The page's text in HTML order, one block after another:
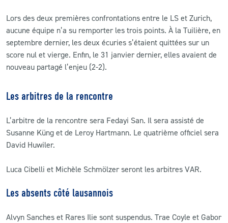
Lors des deux premières confrontations entre le LS et Zurich,
aucune équipe n’a su remporter les trois points. À la Tuilière, en
septembre dernier, les deux écuries s’étaient quittées sur un
score nul et vierge. Enfin, le 31 janvier dernier, elles avaient de
nouveau partagé l’enjeu (2-2).
Les arbitres de la rencontre
L’arbitre de la rencontre sera Fedayi San. Il sera assisté de
Susanne Küng et de Leroy Hartmann. Le quatrième officiel sera
David Huwiler.
Luca Cibelli et Michèle Schmölzer seront les arbitres VAR.
Les absents côté lausannois
Alvyn Sanches et Rares Ilie sont suspendus. Trae Coyle et Gabor